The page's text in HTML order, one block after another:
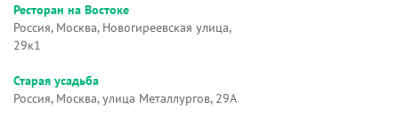
Ресторан на Востоке
Россия, Москва, Новогиреевская улица,
29к1
Старая усадьба
Россия, Москва, улица Металлургов, 29А